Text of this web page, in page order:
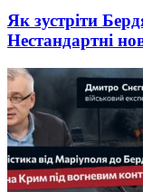
Як зустріти
Нестандартні